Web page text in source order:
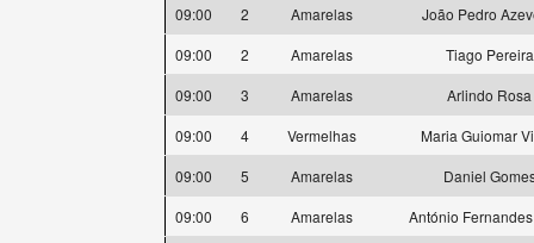
09:00
2 Amarelas
João Pedro
09:00
2 Amarelas
Tiago Pereira
09:00
3 Amarelas
Arlindo Rosa
09:00
4 Vermelhas
Maria Guiomar
09:00
5 Amarelas
Daniel
09:00
6 Amarelas
António